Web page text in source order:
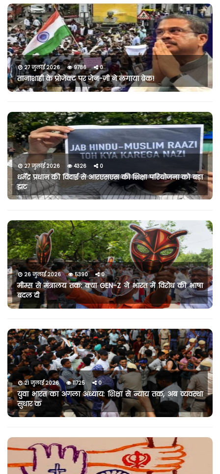
27 जुलाई 2026 9786 0
तानाशाही के प्रोजेक्ट पर जेन-ज़ी ने लगाया ब्रेक!
27 जुलाई 2026 4326 0
धर्मेंद्र प्रधान की विदाई से आरएसएस की शिक्षा परियोजना को बड़ा
झट
26 जुलाई 2026 5390 0
मीम्स से मंत्रालय तक: क्या GEN-Z ने भारत में विरोध की भाषा
बदल दी
21 जुलाई 2026 11725 0
युवा भारत का अगला अध्याय: शिक्षा से न्याय तक, अब व्यवस्था
सुधार क